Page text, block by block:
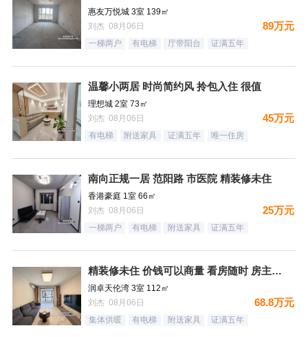
惠友万悦城 3室 139㎡
刘杰 08月06日
89万元
一梯两户 有电梯 厅带阳台 证满五年
温馨小两居 时尚简约风 拎包入住 很值
理想城 2室 73㎡
刘杰 08月06日
45万元
有电梯 附送家具 证满五年 唯一住房
南向正规一居 范阳路 市医院 精装修未住
香港豪庭 1室 66㎡
刘杰 08月06日
25万元
一梯两户 有电梯 附送家具 证满五年
精装修未住 价钱可以商量 看房随时 房主诚意出售
润卓天伦湾 3室 112㎡
刘杰 08月06日
68.8万元
集体供暖 有电梯 附送家具 证满五年